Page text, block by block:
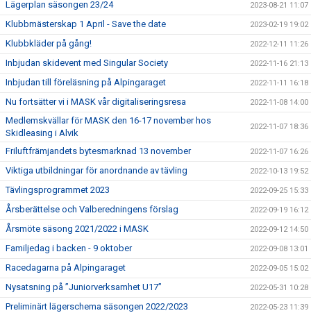
Lägerplan säsongen 23/24 2023-08-21 11:07
Klubbmästerskap 1 April - Save the date 2023-02-19 19:02
Klubbkläder på gång! 2022-12-11 11:26
Inbjudan skidevent med Singular Society 2022-11-16 21:13
Inbjudan till föreläsning på Alpingaraget 2022-11-11 16:18
Nu fortsätter vi i MASK vår digitaliseringsresa 2022-11-08 14:00
Medlemskvällar för MASK den 16-17 november hos
Skidleasing i Alvik
2022-11-07 18:36
Friluftfrämjandets bytesmarknad 13 november 2022-11-07 16:26
Viktiga utbildningar för anordnande av tävling 2022-10-13 19:52
Tävlingsprogrammet 2023 2022-09-25 15:33
Årsberättelse och Valberedningens förslag 2022-09-19 16:12
Årsmöte säsong 2021/2022 i MASK 2022-09-12 14:50
Familjedag i backen - 9 oktober 2022-09-08 13:01
Racedagarna på Alpingaraget 2022-09-05 15:02
Nysatsning på ”Juniorverksamhet U17” 2022-05-31 10:28
Preliminärt lägerschema säsongen 2022/2023 2022-05-23 11:39